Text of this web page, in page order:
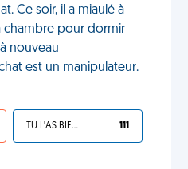
Ce soir, il a miaulé à
chambre pour dormir
nouveau
est un manipulateur.
TU L'AS BIEN MÉRITÉ 111